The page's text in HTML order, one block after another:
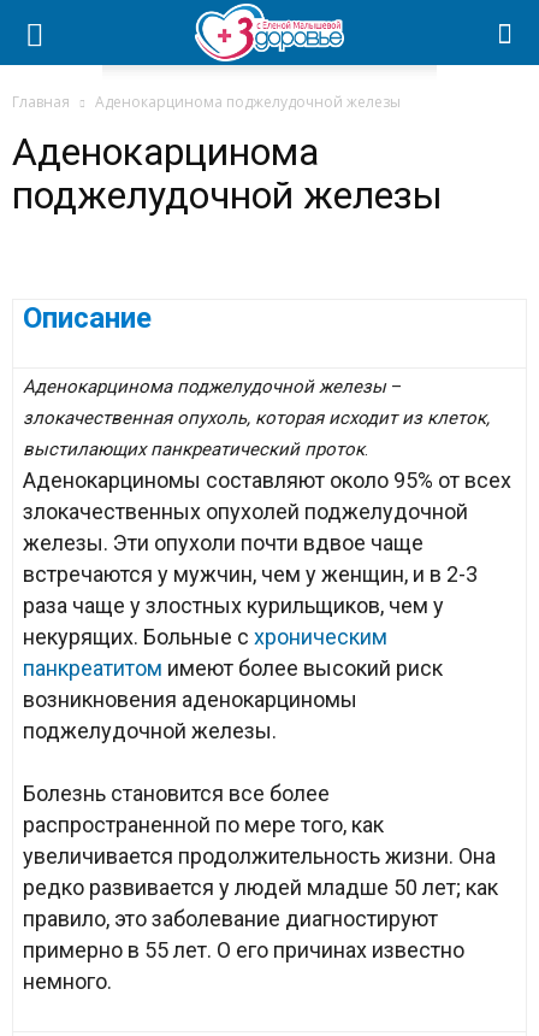
Главная Аденокарцинома поджелудочной железы
Аденокарцинома
поджелудочной железы
Описание
Аденокарцинома поджелудочной железы–
злокачественная опухоль, которая исходит из клеток,
выстилающих панкреатический проток.
Аденокарциномы составляют около 95% от всех
злокачественных опухолей поджелудочной
железы. Эти опухоли почти вдвое чаще
встречаются у мужчин, чем у женщин, и в 2-3
раза чаще у злостных курильщиков, чем у
некурящих. Больные с хроническим
панкреатитом имеют более высокий риск
возникновения аденокарциномы
поджелудочной железы.
Болезнь становится все более
распространенной по мере того, как
увеличивается продолжительность жизни. Она
редко развивается у людей младше 50 лет; как
правило, это заболевание диагностируют
примерно в 55 лет. О его причинах известно
немного.